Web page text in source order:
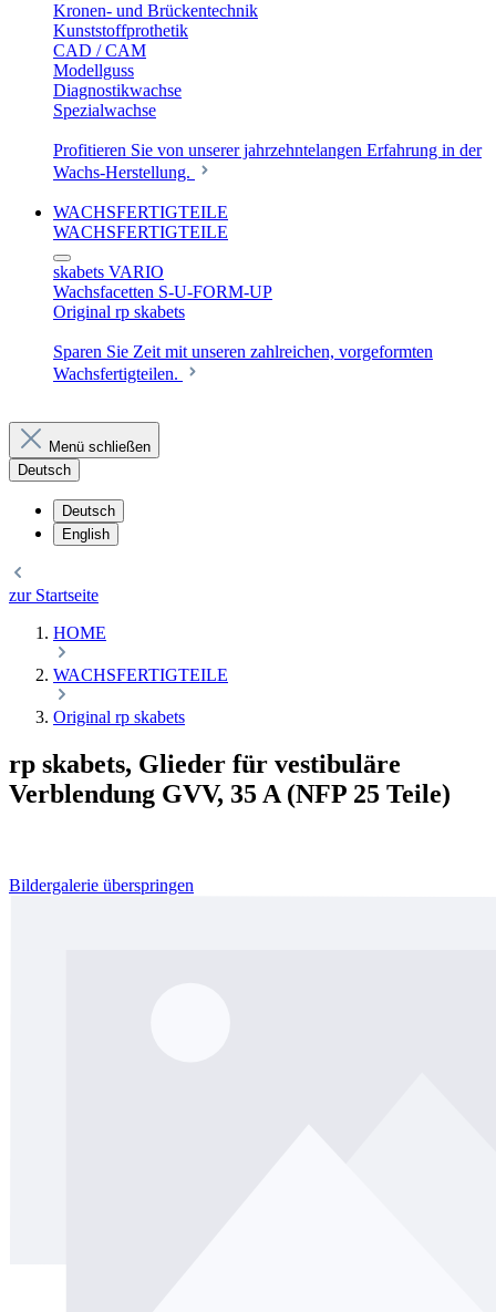
Kronen- und Brückentechnik
Kunststoffprothetik
CAD / CAM
Modellguss
Diagnostikwachse
Spezialwachse
Profitieren Sie von unserer jahrzehntelangen Erfahrung in der
Wachs-Herstellung.
WACHSFERTIGTEILE
WACHSFERTIGTEILE
skabets VARIO
Wachsfacetten S-U-FORM-UP
Original rp skabets
Sparen Sie Zeit mit unseren zahlreichen, vorgeformten
Wachsfertigteilen.
Menü schließen
Deutsch
Deutsch
English
zur Startseite
HOME
WACHSFERTIGTEILE
Original rp skabets
rp skabets, Glieder für vestibuläre
Verblendung GVV, 35 A (NFP 25 Teile)
Bildergalerie überspringen